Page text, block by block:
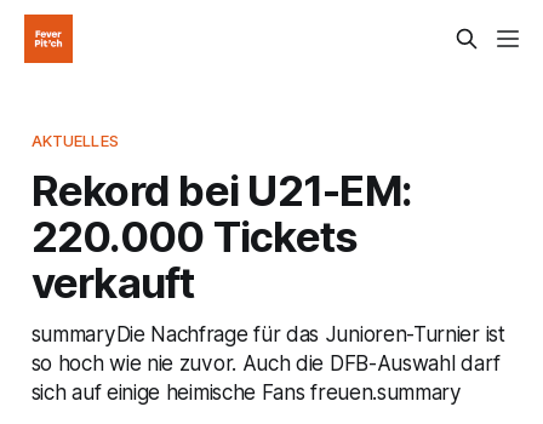
AKTUELLES
Rekord bei U21-EM:
220.000 Tickets
verkauft
summaryDie Nachfrage für das Junioren-Turnier ist
so hoch wie nie zuvor. Auch die DFB-Auswahl darf
sich auf einige heimische Fans freuen.summary